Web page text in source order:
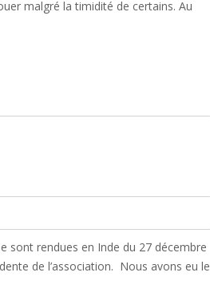
malgré la timidité de certains. Au
sont rendues en Inde du 27 décembre
de l’association. Nous avons eu le